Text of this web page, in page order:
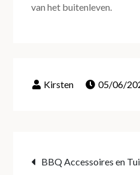
van het buitenleven.
05/06/
Post
BBQ Accessoires en